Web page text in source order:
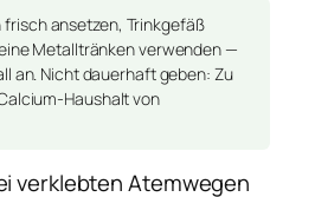
frisch ansetzen, Trinkgefäß
Metalltränken verwenden —
an. Nicht dauerhaft geben: Zu
Haushalt von
verklebten Atemwegen